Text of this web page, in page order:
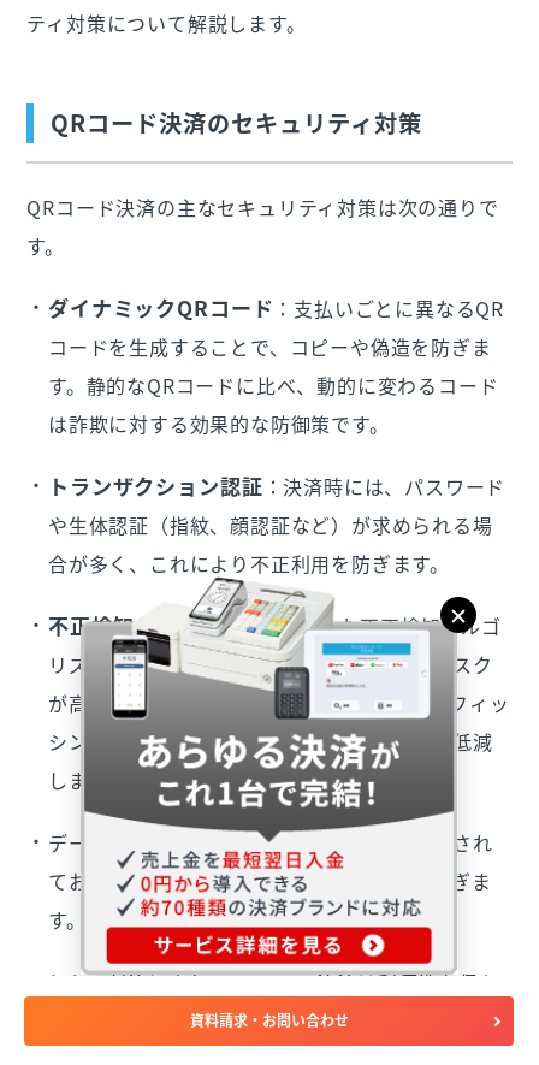
ティ対策について解説します。
QRコード決済のセキュリティ対策
QRコード決済の主なセキュリティ対策は次の通りで
す。
ダイナミックQRコード ：支払いごとに異なるQR
コードを生成することで、コピーや偽造を防ぎま
す。静的なQRコードに比べ、動的に変わるコード
は詐欺に対する効果的な防御策です​。
トランザクション認証 ：決済時には、パスワード
や生体認証（指紋、顔認証など）が求められる場
合が多く、これにより不正利用を防ぎます。
不正検知システム：AIを活用した不正検知アルゴ
リズムが、異常な取引を自動的に検出し、リスク
が高い取引をブロックします。これにより、フィッ
シング詐欺やアカウント乗っ取りのリスクを低減
します​。
データの暗号化
：決済データは高度に暗号化され
ており、ネットワーク上でのデータ漏洩を防ぎま
す。
これらの対策により、QRコード決済は利便性を保ち
ながらもセキュリティを強化しています。
資料請求・お問い合わせ